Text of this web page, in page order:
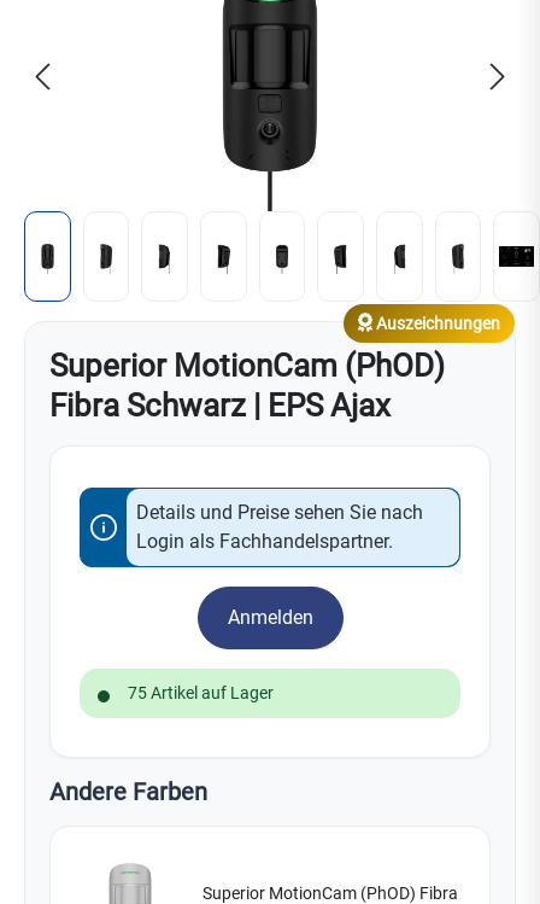
Superior MotionCam (PhOD)
Fibra Schwarz | EPS Ajax
Auszeichnungen
Details und Preise sehen Sie nach
Login als Fachhandelspartner.
Anmelden
75 Artikel auf Lager
Andere Farben
Superior MotionCam (PhOD) Fibra